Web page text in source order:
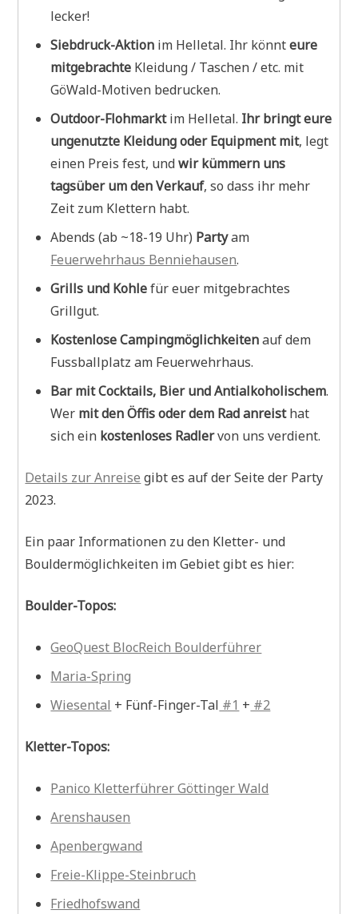
lecker!
Siebdruck-Aktion im Helletal. Ihr könnteure
mitgebrachte Kleidung / Taschen / etc. mit
GöWald-Motiven bedrucken.
Outdoor-Flohmarktim Helletal. Ihr bringt eure
ungenutzte Kleidung oder Equipment mit, legt
einen Preis fest, undwir kümmern uns
tagsüber um den Verkauf, so dass ihr mehr
Zeit zum Klettern habt.
Abends (ab ~18-19 Uhr) Partyam
Feuerwehrhaus Benniehausen.
Grills und Kohlefür euer mitgebrachtes
Grillgut.
Kostenlose Campingmöglichkeitenauf dem
Fussballplatz am Feuerwehrhaus.
Bar mit Cocktails, Bier und Antialkoholischem.
Wer mit den Öffis oder dem Rad anreisthat
sich ein kostenloses Radlervon uns verdient.
Details zur Anreise gibt es auf der Seite der Party
2023.
Ein paar Informationen zu den Kletter- und
Bouldermöglichkeiten im Gebiet gibt es hier:
Boulder-Topos:
GeoQuest BlocReich Boulderführer
Maria-Spring
Wiesental + Fünf-Finger-Tal #1 + #2
Kletter-Topos:
Panico Kletterführer Göttinger Wald
Arenshausen
Apenbergwand
Freie-Klippe-Steinbruch
Friedhofswand